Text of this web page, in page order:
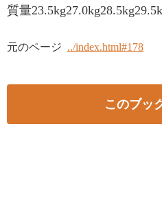
質量
元のページ ../index.html#178
このブッ